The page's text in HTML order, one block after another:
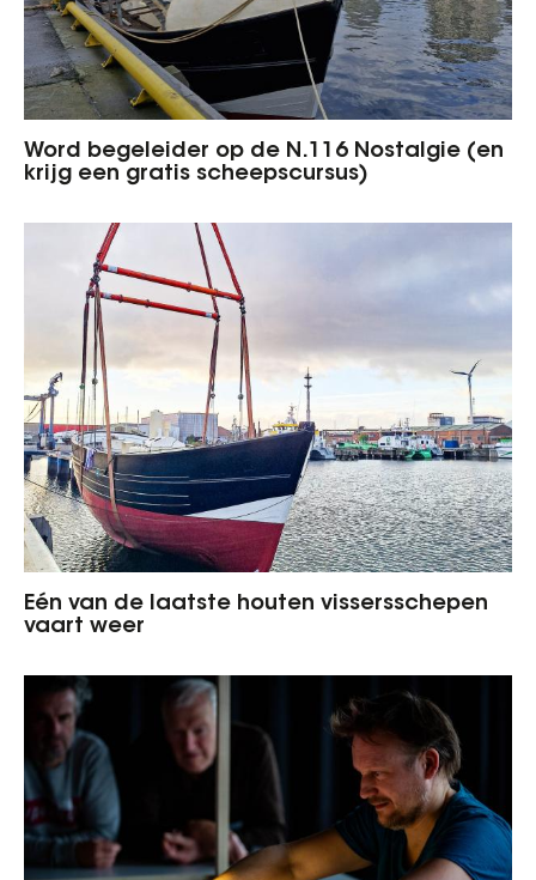
Word begeleider op de N.116 Nostalgie (en
krijg een gratis scheepscursus)
Eén van de laatste houten vissersschepen
vaart weer